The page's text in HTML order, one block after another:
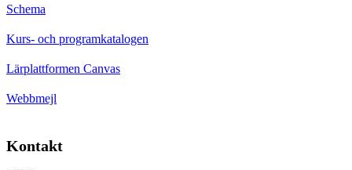
Schema
Kurs- och programkatalogen
Lärplattformen Canvas
Webbmejl
Kontakt